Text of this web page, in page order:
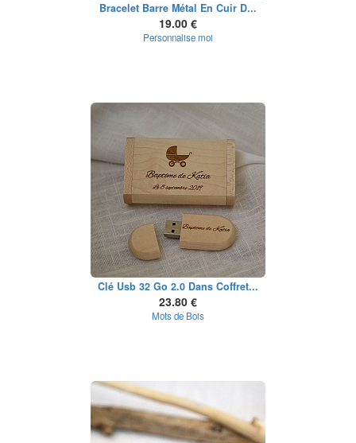
Bracelet Barre Métal En Cuir D...
19.00 €
Personnalise moi
Clé Usb 32 Go 2.0 Dans Coffret...
23.80 €
Mots de Bois